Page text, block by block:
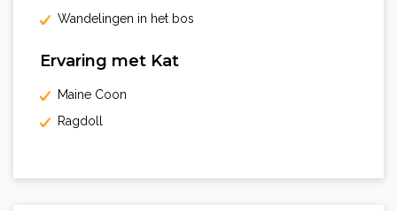
Wandelingen in het bos
Ervaring met Kat
Maine Coon
Ragdoll